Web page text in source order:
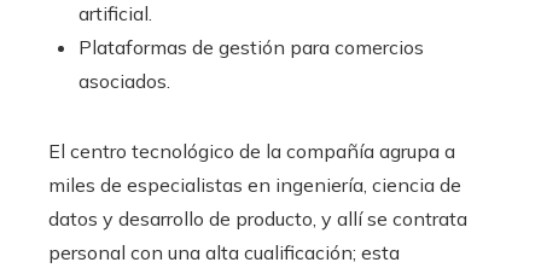
artificial.
Plataformas de gestión para comercios
asociados.
El centro tecnológico de la compañía agrupa a
miles de especialistas en ingeniería, ciencia de
datos y desarrollo de producto, y allí se contrata
personal con una alta cualificación; esta